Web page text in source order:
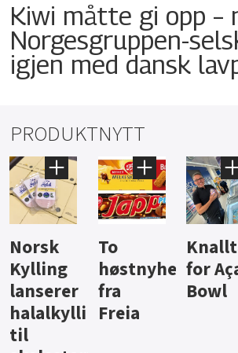
Kiwi måtte gi opp –
Norgesgruppen-
igjen med dansk
PRODUKTNYTT
Knalltall
for Açai
Bowl
Aass vil
bli
førstevalg
i lite-
Brus
jus fra